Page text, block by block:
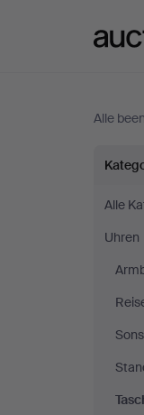
Alle
&
bei
Alle
Uhren